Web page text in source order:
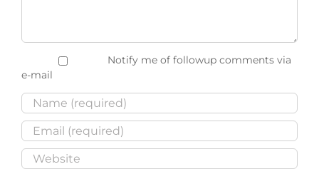
Notify me of followup comments via
e-mail